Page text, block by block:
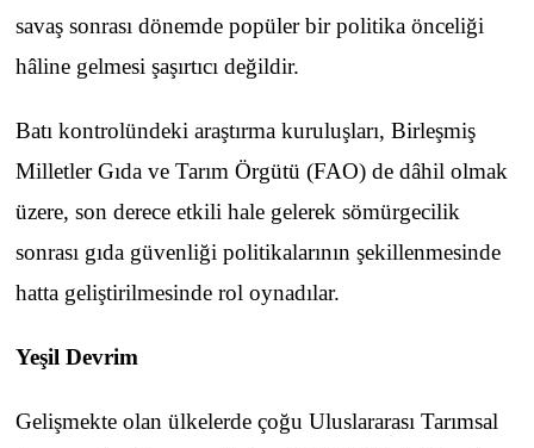
savaş sonrası dönemde popüler bir politika önceliği
hâline gelmesi şaşırtıcı değildir.
Batı kontrolündeki araştırma kuruluşları, Birleşmiş
Milletler Gıda ve Tarım Örgütü (FAO) de dâhil olmak
üzere, son derece etkili hale gelerek sömürgecilik
sonrası gıda güvenliği politikalarının şekillenmesinde
hatta geliştirilmesinde rol oynadılar.
Yeşil Devrim
Gelişmekte olan ülkelerde çoğu Uluslararası Tarımsal